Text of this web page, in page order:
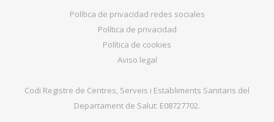
Política de privacidad redes sociales
Política de privacidad
Política de cookies
Aviso legal
Codi Registre de Centres, Serveis i Establiments Sanitaris del
Departament de Salut: E08727702.